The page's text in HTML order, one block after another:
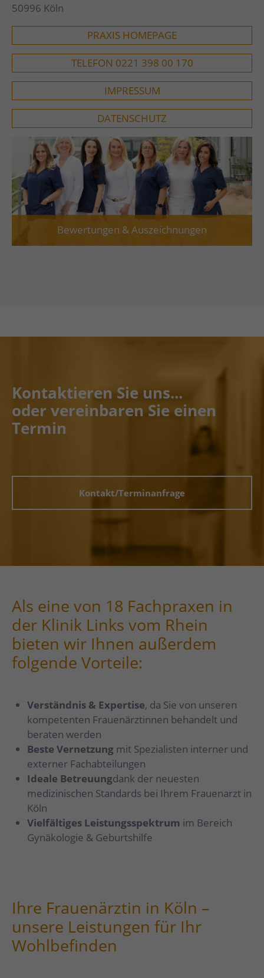
50996 Köln
PRAXIS HOMEPAGE
TELEFON 0221 398 00 170
IMPRESSUM
DATENSCHUTZ
Bewertungen & Auszeichnungen
Kontaktieren Sie uns...
oder vereinbaren Sie einen
Termin
Kontakt/Terminanfrage
Als eine von 18 Fachpraxen in
der Klinik Links vom Rhein
bieten wir Ihnen außerdem
folgende Vorteile:
Verständnis & Expertise, da Sie von unseren
kompetenten Frauenärztinnen behandelt und
beraten werden
Beste Vernetzung mit Spezialisten interner und
externer Fachabteilungen
Ideale Betreuungdank der neuesten
medizinischen Standards bei Ihrem Frauenarzt in
Köln
Vielfältiges Leistungsspektrum im Bereich
Gynäkologie & Geburtshilfe
Ihre Frauenärztin in Köln –
unsere Leistungen für Ihr
Wohlbefinden